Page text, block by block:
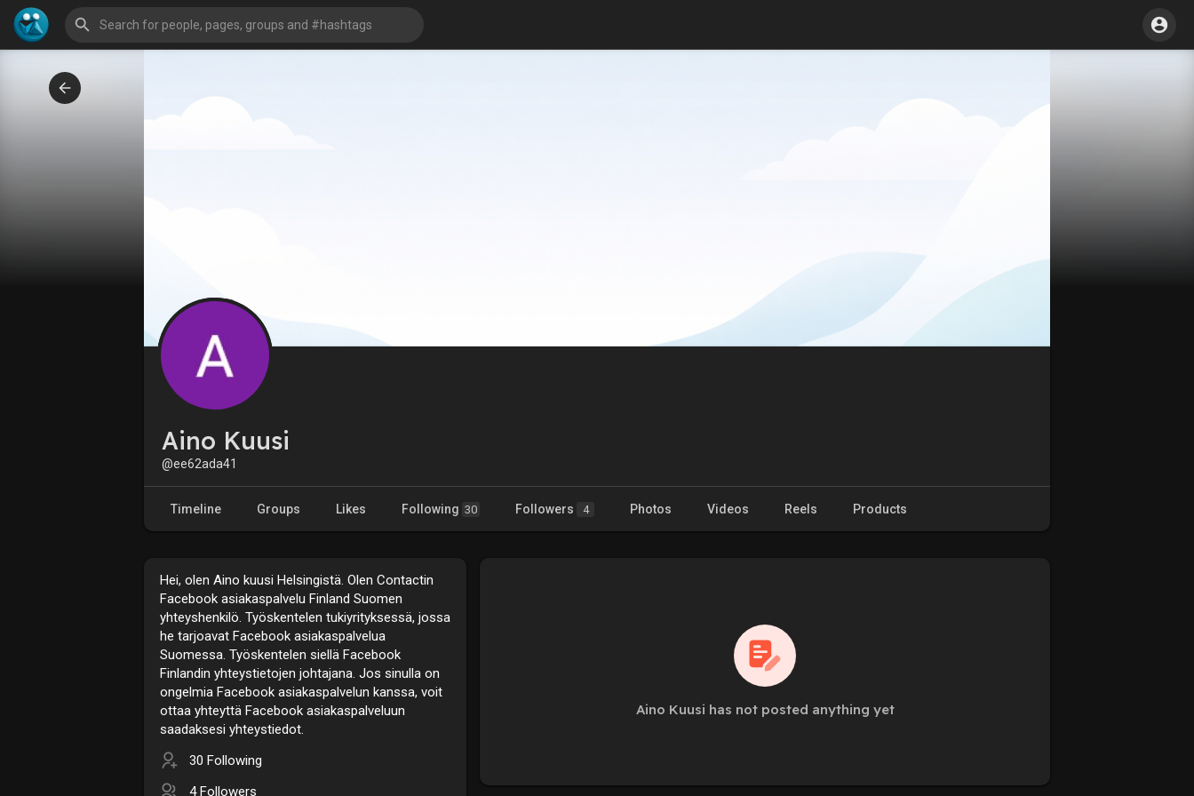
Aino Kuusi
@ee62ada41
Timeline Groups Likes Following 30 Followers 4 Photos Videos Reels Products
Hei, olen Aino kuusi Helsingistä. Olen Contactin
Facebook asiakaspalvelu Finland Suomen
yhteyshenkilö. Työskentelen tukiyrityksessä, jossa
he tarjoavat Facebook asiakaspalvelua
Suomessa. Työskentelen siellä Facebook
Finlandin yhteystietojen johtajana. Jos sinulla on
ongelmia Facebook asiakaspalvelun kanssa, voit
ottaa yhteyttä Facebook asiakaspalveluun
saadaksesi yhteystiedot.
30 Following
4 Followers
Aino Kuusi has not posted anything yet